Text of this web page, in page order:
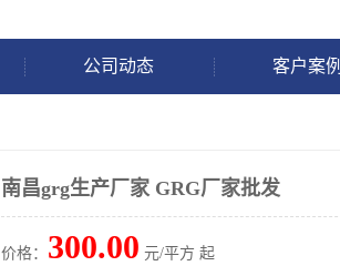
公司动态 客户案例
南昌grg生产厂家 GRG厂家批发
价格： 300.00 元/平方 起